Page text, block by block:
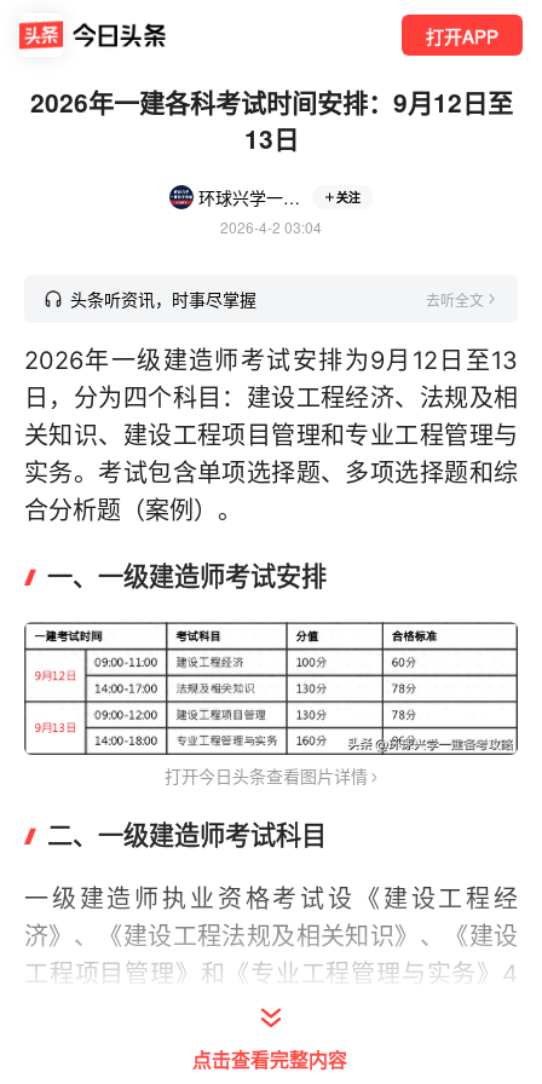
打开APP
2026年一建各科考试时间安排：9月12日至
13日
环球兴学一建备考攻略 关注
2026-4-2 03:04
头条听资讯，时事尽掌握 去听全文
2026年一级建造师考试安排为9月12日至13
日，分为四个科目：建设工程经济、法规及相
关知识、建设工程项目管理和专业工程管理与
实务。考试包含单项选择题、多项选择题和综
合分析题（案例）。
一、一级建造师考试安排
打开今日头条查看图片详情
二、一级建造师考试科目
一级建造师执业资格考试设《建设工程经
济》、《建设工程法规及相关知识》、《建设
工程项目管理》和《专业工程管理与实务》4
其中《专业工程管理与实务》科目分为建筑工
点击查看完整内容